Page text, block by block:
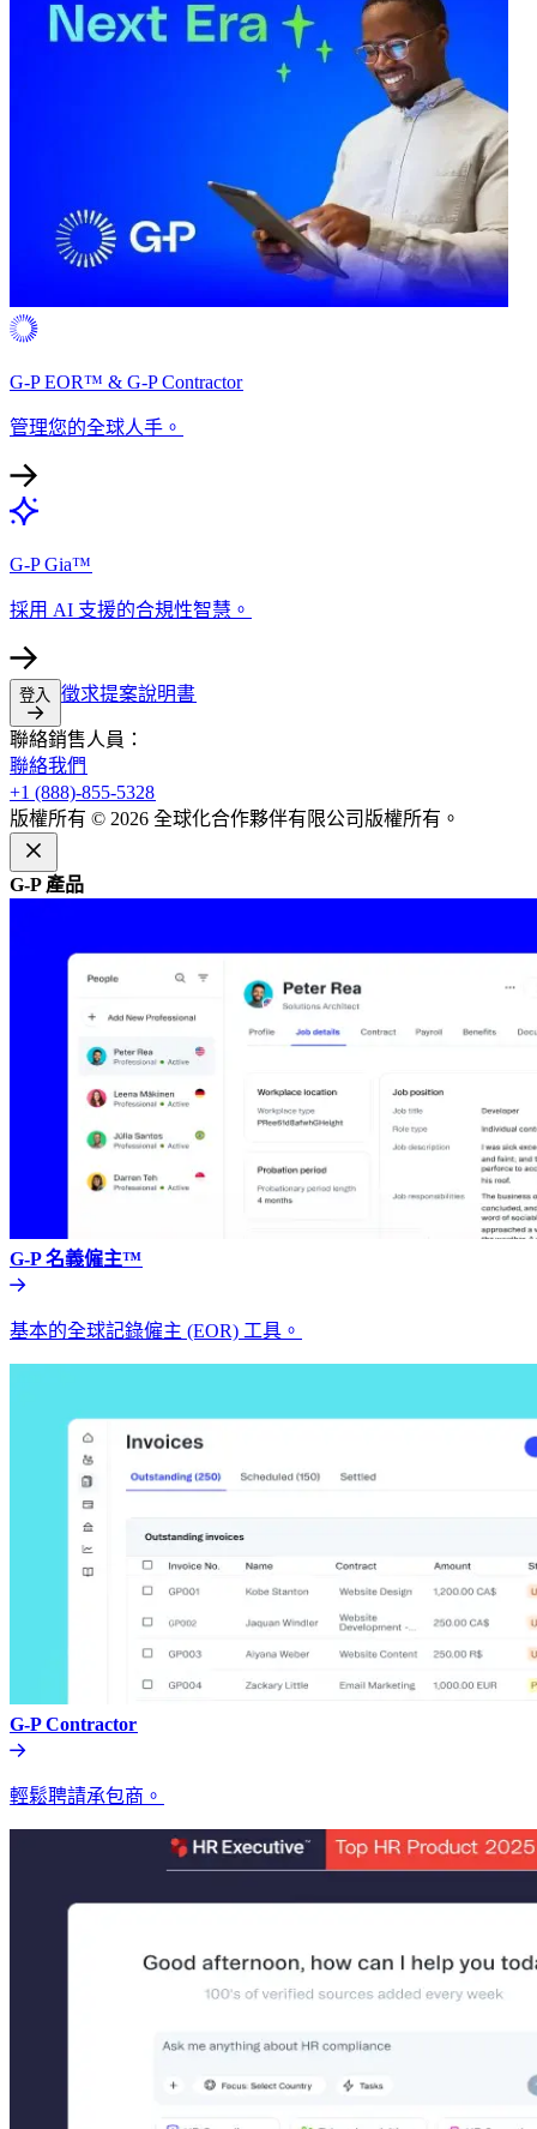
G-P EOR™ & G-P Contractor​​
管理您的全球人手。​​
G-P Gia™​​
採用 AI 支援的合規性智慧。​​
登入​​ 徵求提案說明書​​
聯絡銷售人員：​​
聯絡我們​​
+1 (888)-855-5328​​
版權所有 © 2026 全球化合作夥伴有限公司版權所有。​​
G-P 產品​​
G-P 名義僱主™​​
基本的全球記錄僱主 (EOR) 工具。​​
G-P Contractor​​
輕鬆聘請承包商。​​